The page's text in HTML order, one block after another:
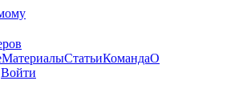
МатериалыСтатьиКомандаО
Войти